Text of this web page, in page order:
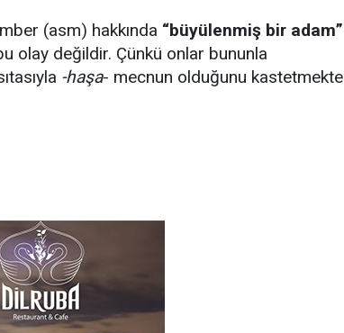
(asm) hakkında “büyülenmiş bir adam”
olay değildir. Çünkü onlar bununla
-haşa- mecnun olduğunu kastetmekte